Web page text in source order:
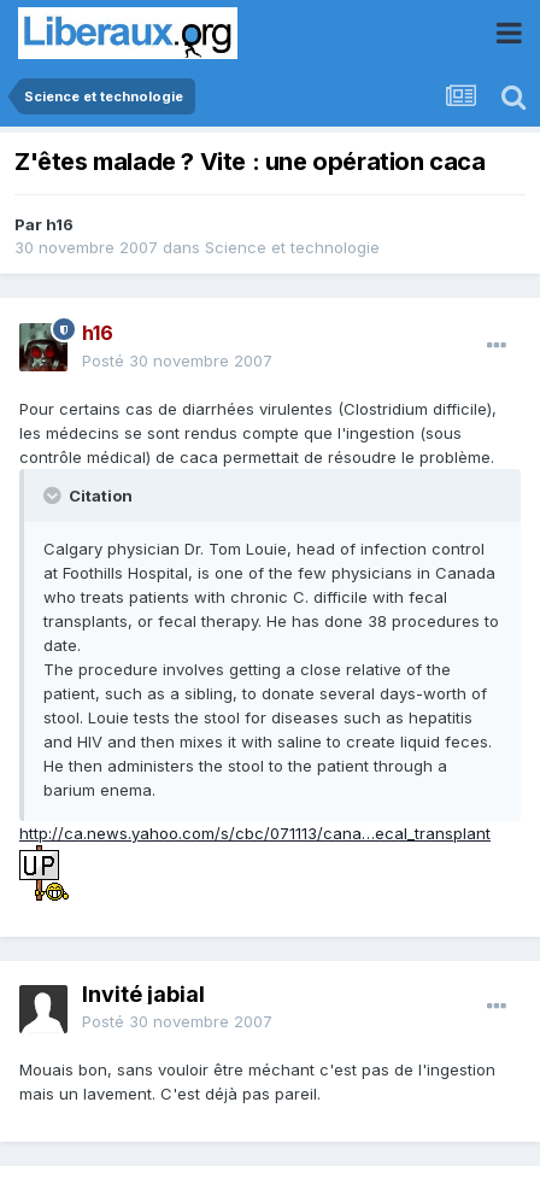
Science et technologie
Z'êtes malade ? Vite : une opération caca
Par h16
30 novembre 2007 dans Science et technologie
h16
Posté 30 novembre 2007
Pour certains cas de diarrhées virulentes (Clostridium difficile),
les médecins se sont rendus compte que l'ingestion (sous
contrôle médical) de caca permettait de résoudre le problème.
Citation
Calgary physician Dr. Tom Louie, head of infection control
at Foothills Hospital, is one of the few physicians in Canada
who treats patients with chronic C. difficile with fecal
transplants, or fecal therapy. He has done 38 procedures to
date.
The procedure involves getting a close relative of the
patient, such as a sibling, to donate several days-worth of
stool. Louie tests the stool for diseases such as hepatitis
and HIV and then mixes it with saline to create liquid feces.
He then administers the stool to the patient through a
barium enema.
http://ca.news.yahoo.com/s/cbc/071113/cana…ecal_transplant
Invité jabial
Posté 30 novembre 2007
Mouais bon, sans vouloir être méchant c'est pas de l'ingestion
mais un lavement. C'est déjà pas pareil.